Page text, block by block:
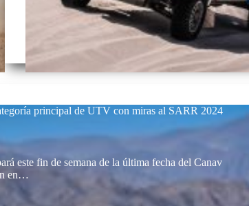
principal de UTV con miras al SARR 2024
este fin de semana de la última fecha del Canav
en…